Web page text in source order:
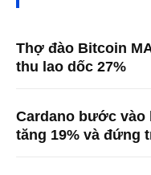
Thợ đào Bitcoin
thu lao dốc 27%
Cardano bước vào
tăng 19% và đứng